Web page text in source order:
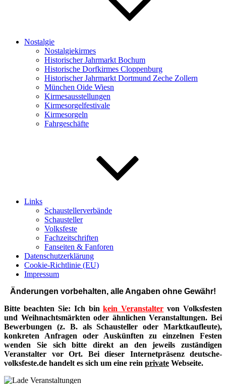
Nostalgie
Nostalgiekirmes
Historischer Jahrmarkt Bochum
Historische Dorfkirmes Cloppenburg
Historischer Jahrmarkt Dortmund Zeche Zollern
München Oide Wiesn
Kirmesausstellungen
Kirmesorgelfestivale
Kirmesorgeln
Fahrgeschäfte
Links
Schaustellerverbände
Schausteller
Volksfeste
Fachzeitschriften
Fanseiten & Fanforen
Datenschutzerklärung
Cookie-Richtlinie (EU)
Impressum
Änderungen vorbehalten, alle Angaben ohne Gewähr!
Bitte beachten Sie: Ich binkein Veranstalter von Volksfesten
und Weihnachtsmärkten oder ähnlichen Veranstaltungen. Bei
Bewerbungen (z. B. als Schausteller oder Marktkaufleute),
konkreten Anfragen oder Auskünften zu einzelnen Festen
wenden Sie sich bitte direkt an den jeweils zuständigen
Veranstalter vor Ort. Bei dieser Internetpräsenz deutsche-
volksfeste.de handelt es sich um eine rein private Webseite.